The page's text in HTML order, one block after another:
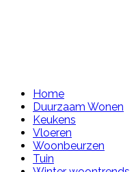
Home
Duurzaam Wonen
Keukens
Vloeren
Woonbeurzen
Tuin